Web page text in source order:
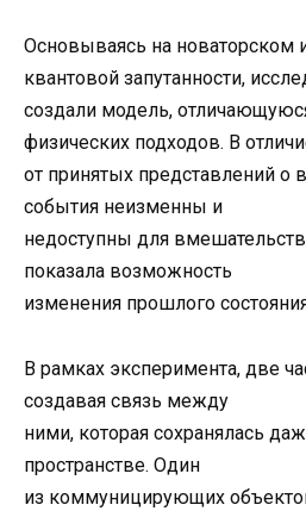
Основываясь на новаторском
квантовой запутанности,
создали модель,
физических подходов. В
от принятых представлений
события неизменны и
недоступны для
показала возможность
изменения прошлого
В рамках эксперимента, две
создавая связь между
ними, которая сохранялась
пространстве. Один
из коммуницирующих